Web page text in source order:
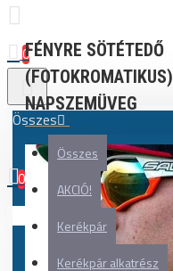
0
Összes
Összes
AKCIÓ!
Kerékpár
Kerékpár alkatrész
0
Az Ön kosara üres!
FÉNYRE SÖTÉTEDŐ
(FOTOKROMATIKUS)
NAPSZEMÜVEG